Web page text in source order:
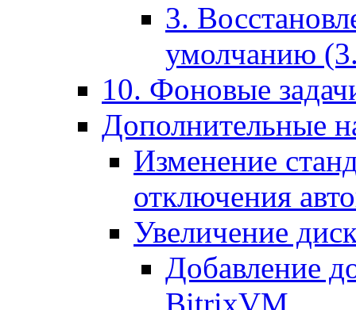
3.
умолчанию
10. Фоновые
Дополнительные
Изменение
отключения
Увеличение
Добавление